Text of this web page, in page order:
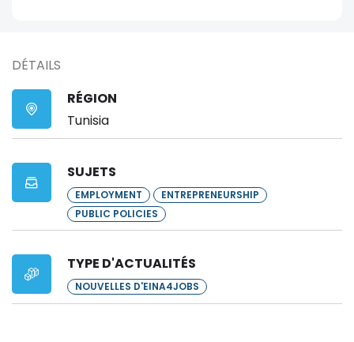
DÉTAILS
RÉGION
Tunisia
SUJETS
EMPLOYMENT
ENTREPRENEURSHIP
PUBLIC POLICIES
TYPE D'ACTUALITÉS
NOUVELLES D'EINA4JOBS